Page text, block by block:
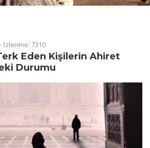
İzlenme: 7310
Eden Kişilerin Ahiret
Durumu